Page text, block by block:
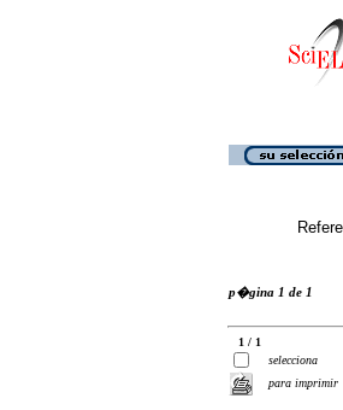
p�gina 1 de 1
1 / 1
selecciona
para imprimir